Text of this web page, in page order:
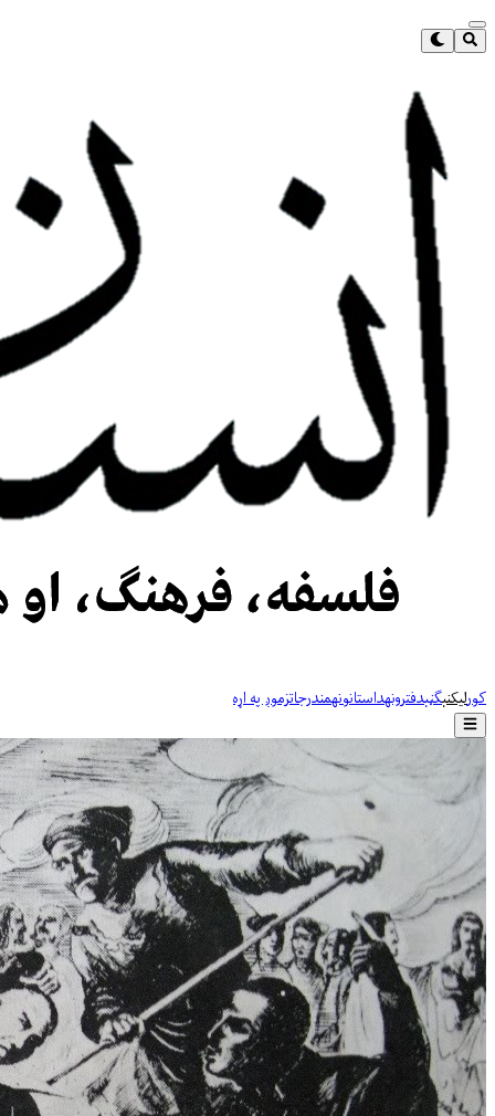
کورلیکنېګڼېدفترونهداستانونهمندرجاتزموږ په اړه